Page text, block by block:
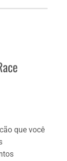
que você